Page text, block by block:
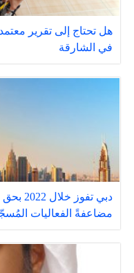
هل تحتاج إلى تقرير
في الشارقة
مضاعفةً الفعاليات المُسجّلة